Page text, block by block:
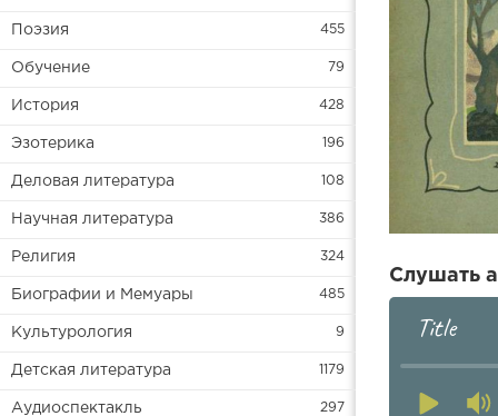
Поэзия 455
Обучение 79
История 428
Эзотерика 196
Деловая литература 108
Научная литература 386
Религия 324
Биографии и Мемуары 485
Культурология 9
Детская литература 1179
Аудиоспектакль 297
Слушать
Title